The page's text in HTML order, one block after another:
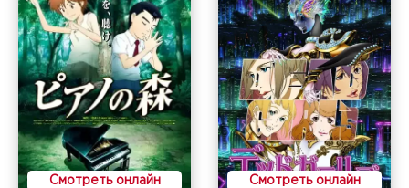
Смотреть онлайн Смотреть онлайн